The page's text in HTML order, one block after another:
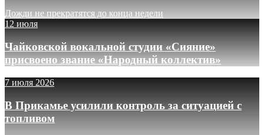
Дожди не прекратятся до конца недели
12 июля
Чайковской вокальной студии «Сияние»
присвоено звание «Народный коллектив»
7 июля 2026
В Прикамье усилили контроль за ситуацией с
топливом